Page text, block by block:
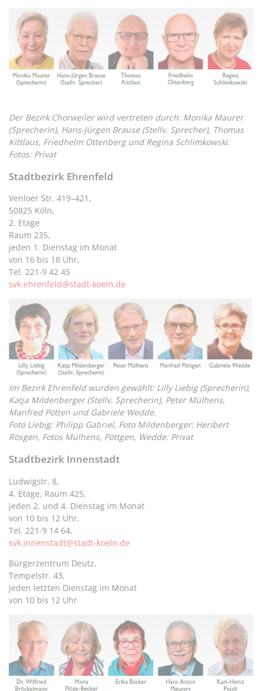
Der Bezirk Chorweiler wird vertreten durch: Monika Maurer
(Sprecherin), Hans-Jürgen Brause (Stellv. Sprecher), Thomas
Kittlaus, Friedhelm Ottenberg und Regina Schlimkowski.
Fotos: Privat
Stadtbezirk Ehrenfeld
Venloer Str. 419–421,
50825 Köln,
2. Etage
Raum 235,
jeden 1. Dienstag im Monat
von 16 bis 18 Uhr,
Tel. 221-9 42 45
svk.ehrenfeld@stadt-koeln.de
Im Bezirk Ehrenfeld wurden gewählt: Lilly Liebig (Sprecherin),
Katja Mildenberger (Stellv. Sprecherin), Peter Mülhens,
Manfred Pötten und Gabriele Wedde.
Foto Liebig: Philipp Gabriel, Foto Mildenberger: Heribert
Rösgen, Fotos Mülhens, Pöttgen, Wedde: Privat
Stadtbezirk Innenstadt
Ludwigstr. 8,
4. Etage, Raum 425,
jeden 2. und 4. Dienstag im Monat
von 10 bis 12 Uhr,
Tel. 221-9 14 64,
svk.innenstadt@stadt-koeln.de
Bürgerzentrum Deutz,
Tempelstr. 43,
jeden letzten Dienstag im Monat
von 10 bis 12 Uhr